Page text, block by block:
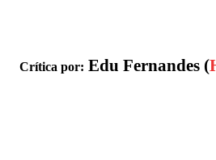
Crítica por: Edu Fernandes (